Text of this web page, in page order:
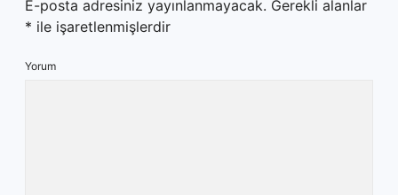
E-posta adresiniz yayınlanmayacak. Gerekli alanlar
* ile işaretlenmişlerdir
Yorum